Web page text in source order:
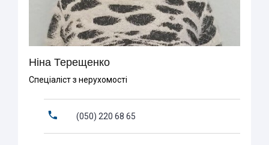
Ніна Терещенко
Спеціаліст з нерухомості
(050) 220 68 65